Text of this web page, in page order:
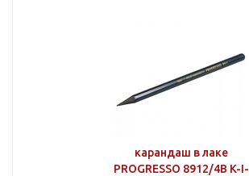
карандаш в лаке
PROGRESSO 8912/4В K-I-